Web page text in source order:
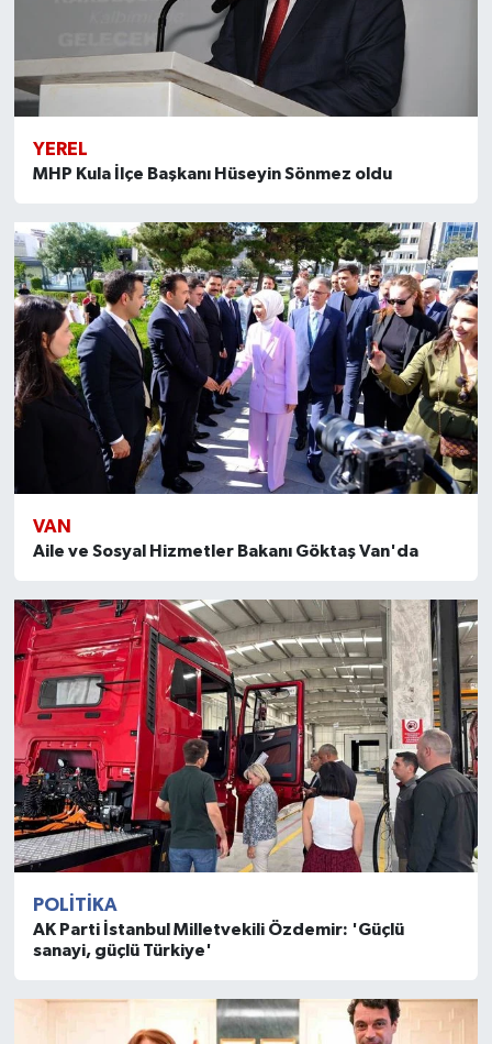
YEREL
MHP Kula İlçe Başkanı Hüseyin Sönmez oldu
VAN
Aile ve Sosyal Hizmetler Bakanı Göktaş Van'da
POLITIKA
AK Parti İstanbul Milletvekili Özdemir: 'Güçlü
sanayi, güçlü Türkiye'